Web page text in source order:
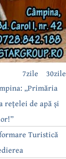
30zile
7zile
„Primăria
rețelei de apă și
Turistică